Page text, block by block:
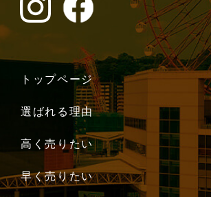
トップページ
選ばれる理由
高く売りたい
早く売りたい